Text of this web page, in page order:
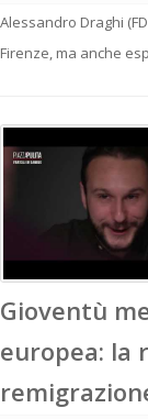
Alessandro Draghi
Firenze, ma anche
Gioventù
europea: la